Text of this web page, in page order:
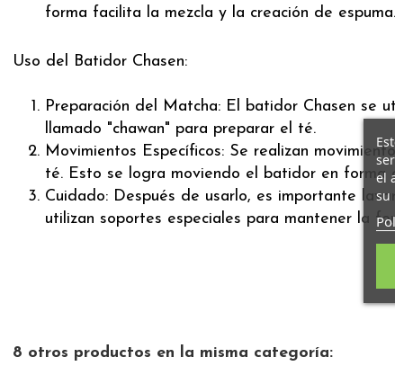
forma facilita la mezcla y la creación de espuma.
Uso del Batidor Chasen:
Preparación del Matcha: El batidor Chasen se
llamado "chawan" para preparar el té.
Movimientos Específicos: Se realizan
té. Esto se logra moviendo el batidor en forma
Cuidado: Después de usarlo, es importante
utilizan soportes especiales para mantener la
8 otros productos en la misma categoría:
el
su